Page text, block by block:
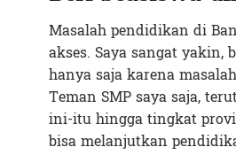
Masalah pendidikan di
akses. Saya sangat
hanya saja karena
Teman SMP saya saja,
ini-itu hingga tingkat
bisa melanjutkan